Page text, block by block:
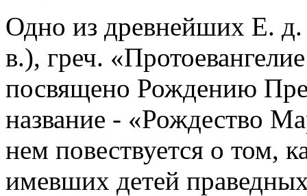
Одно из древнейших Е. д.
в.), греч.
посвящено Рождению
название - «Рождество
нем повествуется о том,
имевших детей